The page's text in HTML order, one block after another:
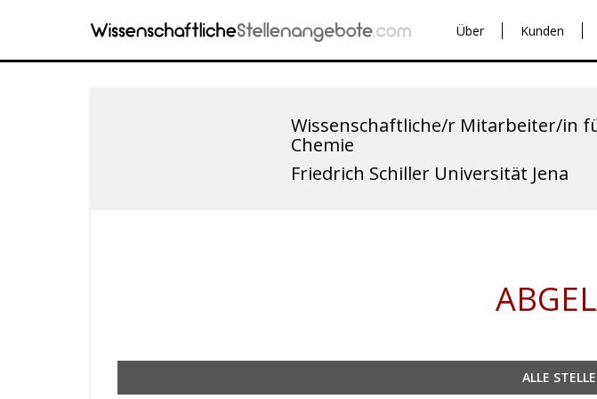
Über Kunden
Wissenschaftliche/r Mitarbeiter/in
Chemie
Friedrich Schiller Universität Jena
ALLE